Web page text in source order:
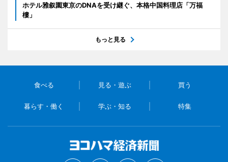
ホテル雅叙園東京のDNAを受け継ぐ、本格中国料理店「万福
樓」
もっと見る
食べる 見る・遊ぶ 買う
暮らす・働く 学ぶ・知る 特集